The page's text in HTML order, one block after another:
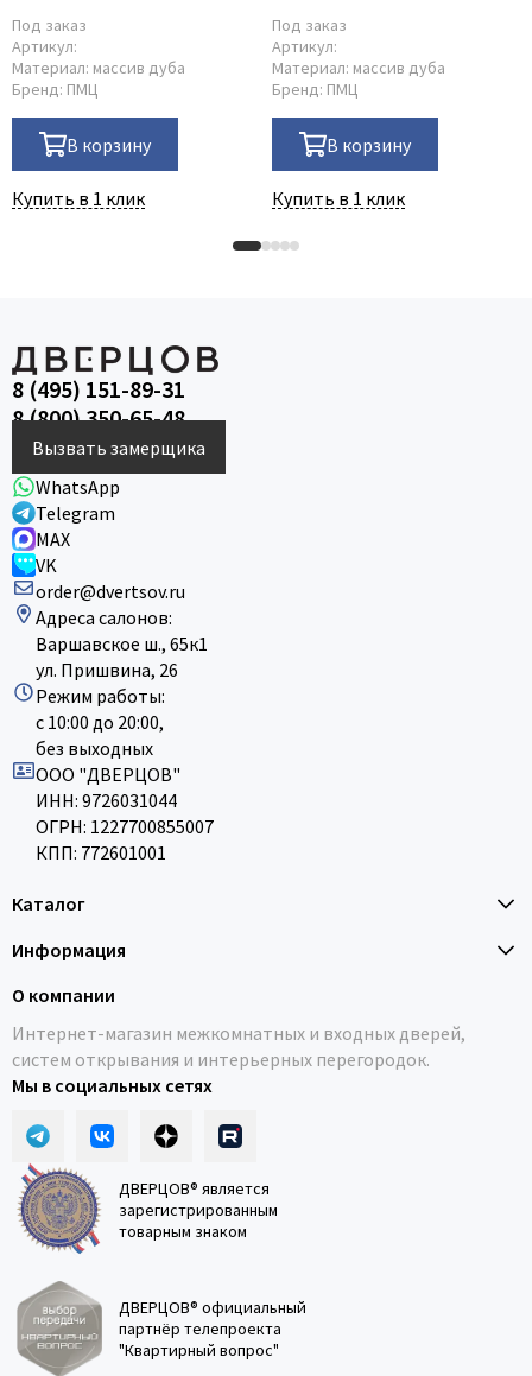
Под заказ
Артикул:
Материал: массив дуба
Бренд: ПМЦ
В корзину
Купить в 1 клик
Под заказ
Артикул:
Материал: массив дуба
Бренд: ПМЦ
В корзину
Купить в 1 клик
8 (495) 151-89-31
8 (800) 350-65-48
Вызвать замерщика
WhatsApp
Telegram
MAX
VK
order@dvertsov.ru
Адреса салонов:
Варшавское ш., 65к1
ул. Пришвина, 26
Режим работы:
с 10:00 до 20:00,
без выходных
ООО "ДВЕРЦОВ"
ИНН: 9726031044
ОГРН: 1227700855007
КПП: 772601001
Каталог
Информация
О компании
Интернет-магазин межкомнатных и входных дверей,
систем открывания и интерьерных перегородок.
Мы в социальных сетях
ДВЕРЦОВ® является
зарегистрированным
товарным знаком
ДВЕРЦОВ® официальный
партнёр телепроекта
"Квартирный вопрос"